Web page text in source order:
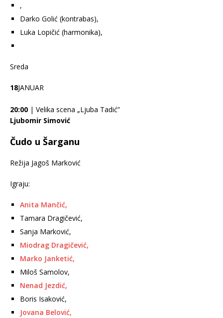
,
Darko Golić (kontrabas),
Luka Lopičić (harmonika),
Sreda
18JANUAR
20:00 | Velika scena „Ljuba Tadić”
Ljubomir Simović
Čudo u Šarganu
Režija Jagoš Marković
Igraju:
Anita Mančić,
Tamara Dragičević,
Sanja Marković,
Miodrag Dragičević,
Marko Janketić,
Miloš Samolov,
Nenad Jezdić,
Boris Isaković,
Jovana Belović,